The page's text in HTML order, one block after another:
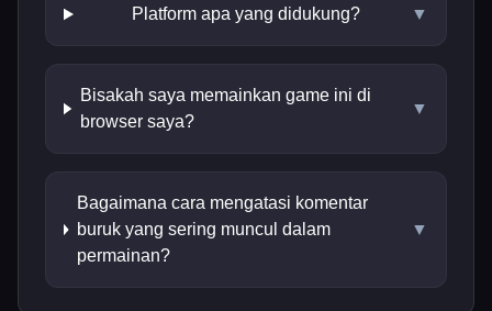
Platform apa yang didukung? ▼
Bisakah saya memainkan game ini di
browser saya?
▼
Bagaimana cara mengatasi komentar
buruk yang sering muncul dalam
permainan?
▼